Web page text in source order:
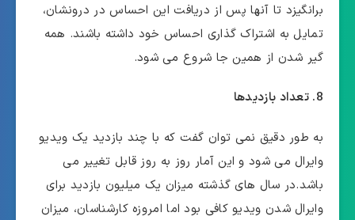
برانگیزد تا آنها پس از دریافت این احساس در درونشان،
تمایل به اشتراک گذاری احساس خود داشته باشند. همه
گیر شدن از همین جا شروع می شود.
8. تعداد بازدیدها
به طور دقیق نمی توان گفت که با چند بازدید یک ویدیو
وایرال می شود و این آمار روز به روز قابل تغییر می
باشد.در سال های گذشته میزان یک میلیون بازدید برای
وایرال شدن ویدیو کافی بود اما امروزه کارشناسان، میزان